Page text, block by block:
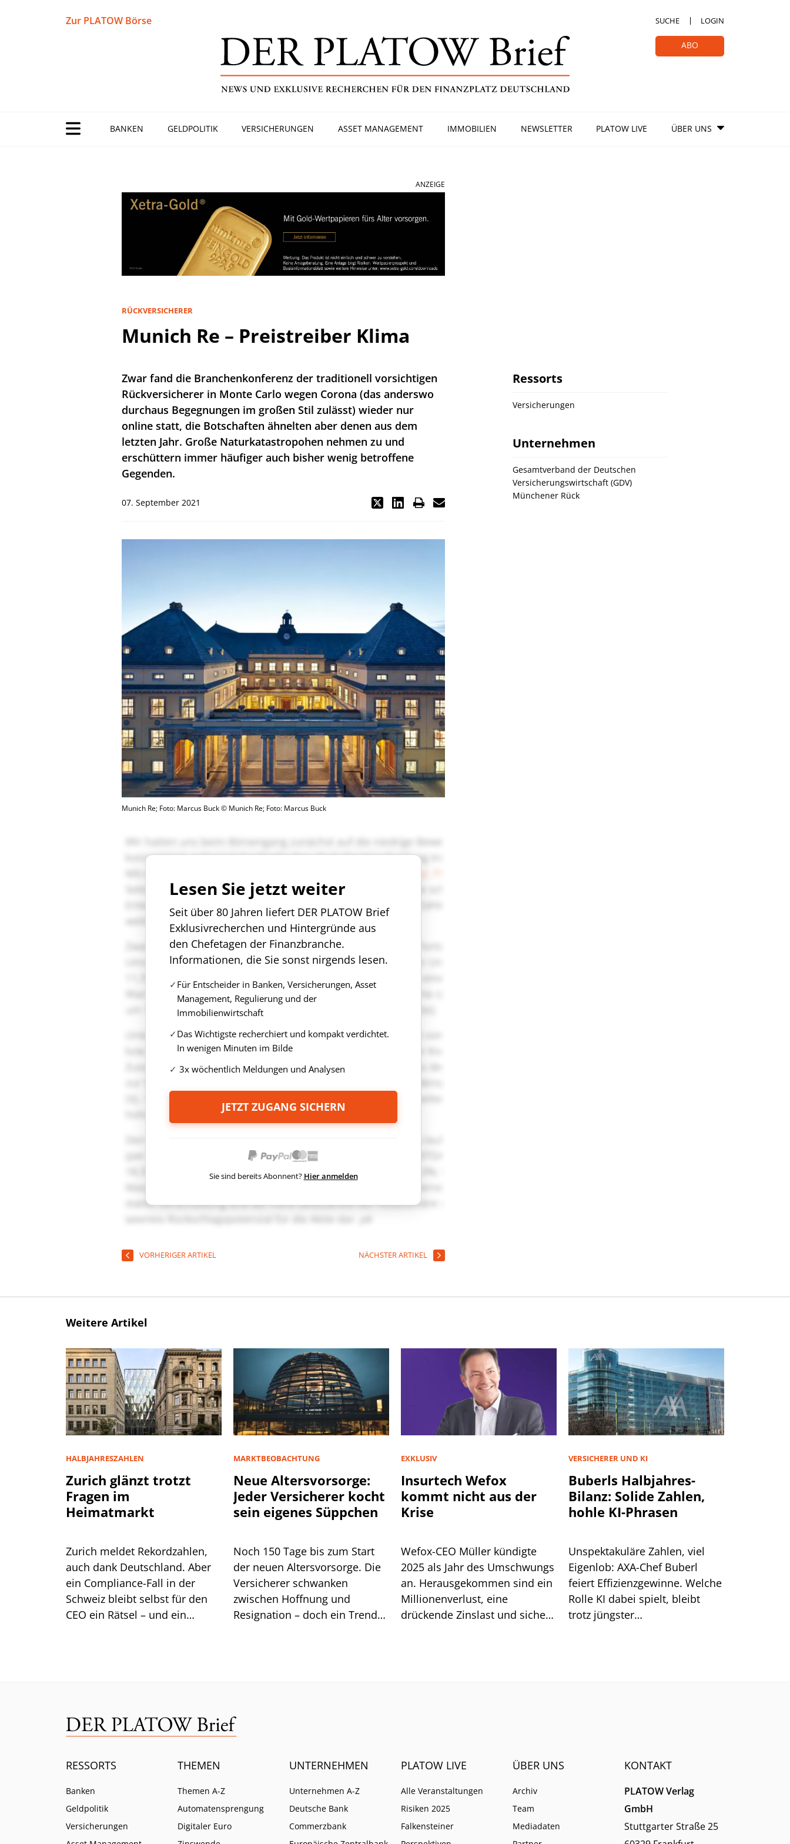
Zur PLATOW Börse SUCHE LOGIN
ABO
BANKEN GELDPOLITIK VERSICHERUNGEN ASSET MANAGEMENT IMMOBILIEN NEWSLETTER PLATOW LIVE ÜBER UNS
ANZEIGE
RÜCKVERSICHERER
Munich Re – Preistreiber Klima
Zwar fand die Branchenkonferenz der traditionell vorsichtigen
Rückversicherer in Monte Carlo wegen Corona (das anderswo
durchaus Begegnungen im großen Stil zulässt) wieder nur
online statt, die Botschaften ähnelten aber denen aus dem
letzten Jahr. Große Naturkatastropohen nehmen zu und
erschüttern immer häufiger auch bisher wenig betroffene
Gegenden.
07. September 2021
Munich Re; Foto: Marcus Buck © Munich Re; Foto: Marcus Buck
Lesen Sie jetzt weiter
Seit über 80 Jahren liefert DER PLATOW Brief
Exklusivrecherchen und Hintergründe aus
den Chefetagen der Finanzbranche.
Informationen, die Sie sonst nirgends lesen.
Für Entscheider in Banken, Versicherungen, Asset
Management, Regulierung und der
Immobilienwirtschaft
Das Wichtigste recherchiert und kompakt verdichtet.
In wenigen Minuten im Bilde
3x wöchentlich Meldungen und Analysen
JETZT ZUGANG SICHERN
Sie sind bereits Abonnent? Hier anmelden
VORHERIGER ARTIKEL NÄCHSTER ARTIKEL
Ressorts
Versicherungen
Unternehmen
Gesamtverband der Deutschen
Versicherungswirtschaft (GDV)
Münchener Rück
Weitere Artikel
HALBJAHRESZAHLEN
Zurich glänzt trotzt
Fragen im
Heimatmarkt
Zurich meldet Rekordzahlen,
auch dank Deutschland. Aber
ein Compliance-Fall in der
Schweiz bleibt selbst für den
CEO ein Rätsel – und ein
MARKTBEOBACHTUNG
Neue Altersvorsorge:
Jeder Versicherer kocht
sein eigenes Süppchen
Noch 150 Tage bis zum Start
der neuen Altersvorsorge. Die
Versicherer schwanken
zwischen Hoffnung und
Resignation – doch ein Trend
EXKLUSIV
Insurtech Wefox
kommt nicht aus der
Krise
Wefox-CEO Müller kündigte
2025 als Jahr des Umschwungs
an. Herausgekommen sind ein
Millionenverlust, eine
drückende Zinslast und sicher
VERSICHERER UND KI
Buberls Halbjahres-
Bilanz: Solide Zahlen,
hohle KI-Phrasen
Unspektakuläre Zahlen, viel
Eigenlob: AXA-Chef Buberl
feiert Effizienzgewinne. Welche
Rolle KI dabei spielt, bleibt
trotz jüngster
RESSORTS
Banken
Geldpolitik
Versicherungen
THEMEN
Themen A-Z
Automatensprengung
Digitaler Euro
UNTERNEHMEN
Unternehmen A-Z
Deutsche Bank
Commerzbank
PLATOW LIVE
Alle Veranstaltungen
Risiken 2025
Falkensteiner
ÜBER UNS
Archiv
Team
Mediadaten
KONTAKT
PLATOW Verlag
GmbH
Stuttgarter Straße 25